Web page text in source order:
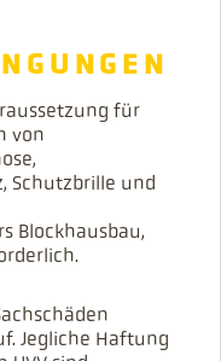
für
von
Schutzbrille und
Blockhausbau,
Jegliche Haftung